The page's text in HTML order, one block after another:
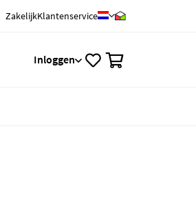
ZakelijkKlantenservice
Inloggen